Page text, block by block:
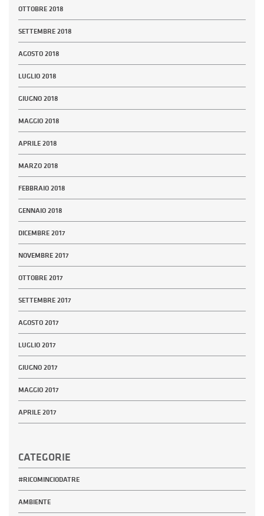
OTTOBRE 2018
SETTEMBRE 2018
AGOSTO 2018
LUGLIO 2018
GIUGNO 2018
MAGGIO 2018
APRILE 2018
MARZO 2018
FEBBRAIO 2018
GENNAIO 2018
DICEMBRE 2017
NOVEMBRE 2017
OTTOBRE 2017
SETTEMBRE 2017
AGOSTO 2017
LUGLIO 2017
GIUGNO 2017
MAGGIO 2017
APRILE 2017
CATEGORIE
#RICOMINCIODATRE
AMBIENTE